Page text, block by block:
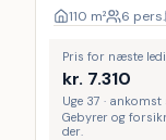
110 m² 6 pers.
Pris for næste
kr. 7.310
Uge 37 ·
Gebyrer og
der.